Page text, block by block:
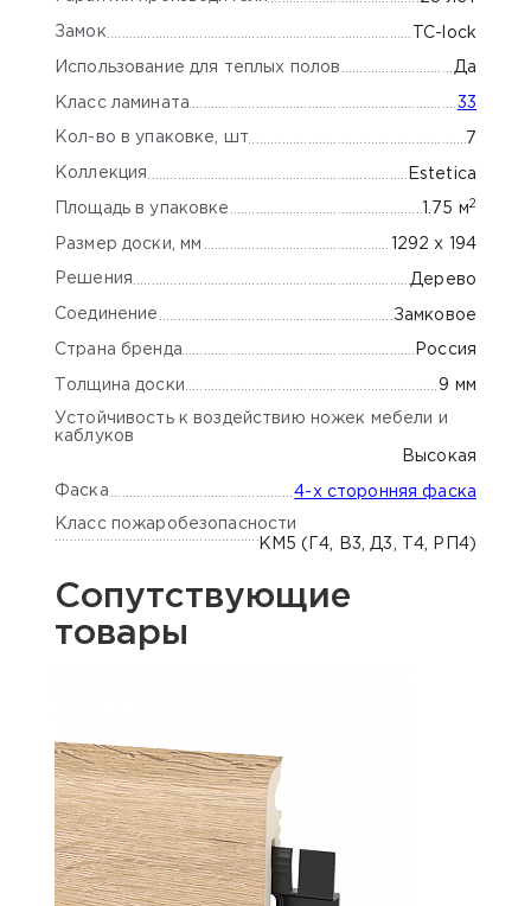
Замок TC-lock
Использование для теплых полов Да
Класс ламината 33
Кол-во в упаковке, шт 7
Коллекция Estetica
Площадь в упаковке 1.75 м 2
Размер доски, мм 1292 x 194
Решения Дерево
Соединение Замковое
Страна бренда Россия
Толщина доски 9 мм
Устойчивость к воздействию ножек мебели и
каблуков
Высокая
Фаска 4-х сторонняя фаска
Класс пожаробезопасности
КМ5 (Г4, В3, Д3, Т4, РП4)
Сопутствующие
товары